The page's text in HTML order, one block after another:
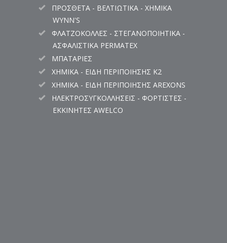
ΠΡΟΣΘΕΤΑ - ΒΕΛΤΙΩΤΙΚΑ - ΧΗΜΙΚΑ
WYNN'S
ΦΛΑΤΖΟΚΟΛΛΕΣ - ΣΤΕΓΑΝΟΠΟΙΗΤΙΚΑ -
ΑΣΦΑΛΙΣΤΙΚΑ PERMATEX
ΜΠΑΤΑΡΙΕΣ
ΧΗΜΙΚΑ - ΕΙΔΗ ΠΕΡΙΠΟΙΗΣΗΣ K2
ΧΗΜΙΚΑ - ΕΙΔΗ ΠΕΡΙΠΟΙΗΣΗΣ AREXONS
ΗΛΕΚΤΡΟΣΥΓΚΟΛΛΗΣΕΙΣ - ΦΟΡΤΙΣΤΕΣ -
ΕΚΚΙΝΗΤΕΣ AWELCO